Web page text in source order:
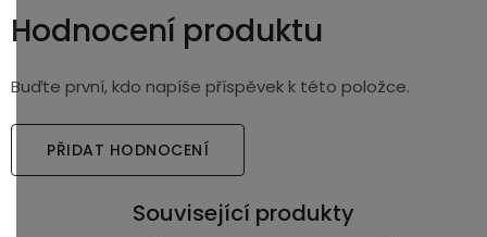
Hodnocení produktu
Buďte první, kdo napíše příspěvek k této položce.
PŘIDAT HODNOCENÍ
Související produkty